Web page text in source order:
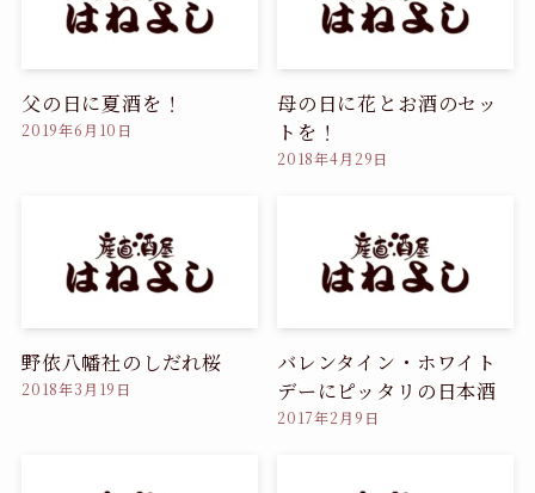
父の日に夏酒を！
2019年6月10日
母の日に花とお酒のセッ
トを！
2018年4月29日
野依八幡社のしだれ桜
2018年3月19日
バレンタイン・ホワイト
デーにピッタリの日本酒
2017年2月9日